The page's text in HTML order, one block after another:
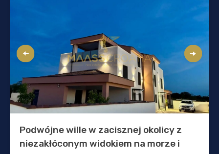
Podwójne wille w zacisznej okolicy z
niezakłóconym widokiem na morze i